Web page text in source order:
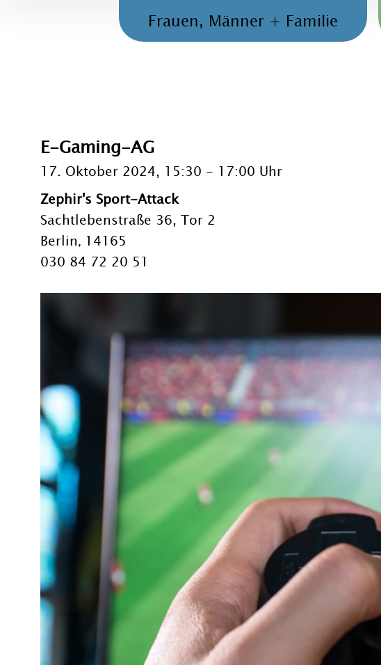
Frauen, Männer + Familie
E-Gaming-AG
17. Oktober 2024, 15:30 - 17:00 Uhr
Zephir's Sport-Attack
Sachtlebenstraße 36, Tor 2
Berlin, 14165
030 84 72 20 51